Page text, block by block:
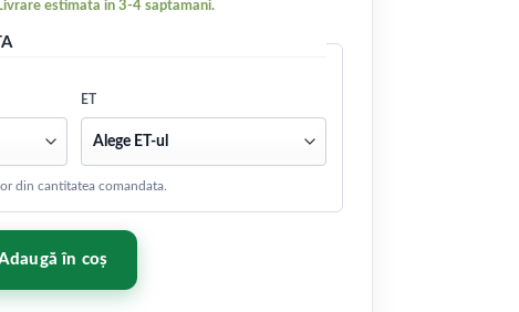
estimata in 3-4 saptamani.
ET
din cantitatea comandata.
ET20-40 4H BLANK Gold
în coș